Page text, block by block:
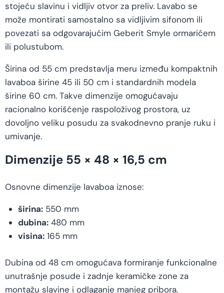
stojeću slavinu i vidljiv otvor za preliv. Lavabo se
može montirati samostalno sa vidljivim sifonom ili
povezati sa odgovarajućim Geberit Smyle ormarićem
ili polustubom.
Širina od 55 cm predstavlja meru između kompaktnih
lavaboa širine 45 ili 50 cm i standardnih modela
širine 60 cm. Takve dimenzije omogućavaju
racionalno korišćenje raspoloživog prostora, uz
dovoljno veliku posudu za svakodnevno pranje ruku i
umivanje.
Dimenzije 55 × 48 × 16,5 cm
Osnovne dimenzije lavaboa iznose:
širina:550 mm
dubina:480 mm
visina:165 mm
Dubina od 48 cm omogućava formiranje funkcionalne
unutrašnje posude i zadnje keramičke zone za
montažu slavine i odlaganje manjeg pribora.